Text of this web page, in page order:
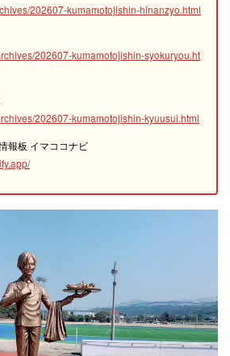
202607-kumamotojishin-hinanzyo.html
202607-kumamotojishin-syokuryou.ht
202607-kumamotojishin-kyuusui.html
報板 イマココナビ